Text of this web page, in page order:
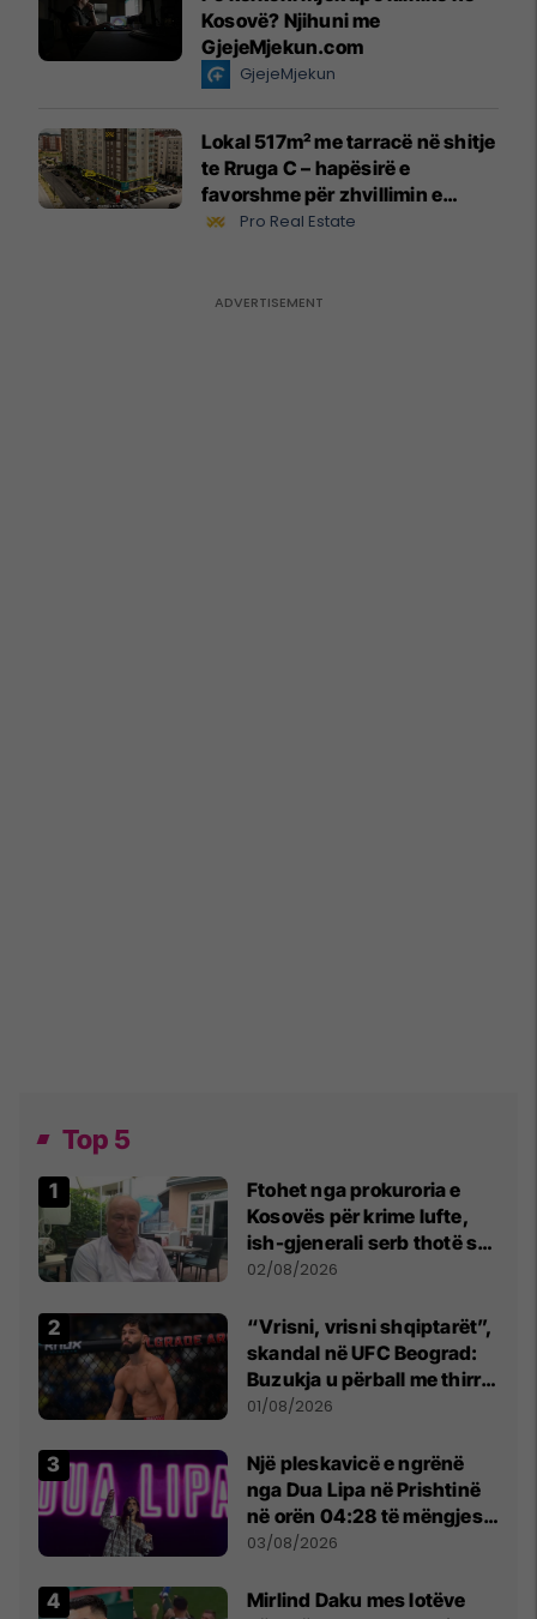
Kosovë? Njihuni me
GjejeMjekun.com
GjejeMjekun
Lokal 517m² me tarracë në shitje
te Rruga C – hapësirë e
favorshme për zhvillimin e
biznesit #15796
Pro Real Estate
Top 5
Ftohet nga prokuroria e
Kosovës për krime lufte,
ish-gjenerali serb thotë se
dikush e tradhtoi në
02/08/2026
“Vrisni, vrisni shqiptarët”,
skandal në UFC Beograd:
Buzukja u përball me thirrje
anti-shqiptare nga
01/08/2026
Një pleskavicë e ngrënë
nga Dua Lipa në Prishtinë
në orën 04:28 të mëngjesit
- dhe bota digjitale serbe
03/08/2026
Mirlind Daku mes lotëve